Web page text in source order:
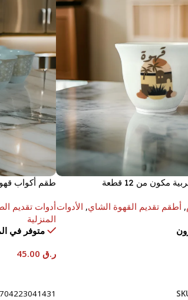
من 12 قطعة
, أطقم تقديم القهوة الشاي, الأدوات
طقم أكواب قهوة
أدوات تقديم
المنزلية
متوفر في
ر.ق